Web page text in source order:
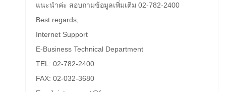
แนะนำค่ะ สอบถามข้อมูลเพิ่มเติม 02-782-2400
Best regards,
Internet Support
E-Business Technical Department
TEL: 02-782-2400
FAX: 02-032-3680